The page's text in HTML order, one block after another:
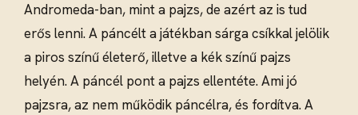
Andromeda-ban, mint a pajzs, de azért az is tud
erős lenni. A páncélt a játékban sárga csíkkal jelölik
a piros színű életerő, illetve a kék színű pajzs
helyén. A páncél pont a pajzs ellentéte. Ami jó
pajzsra, az nem működik páncélra, és fordítva. A